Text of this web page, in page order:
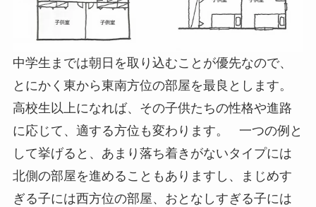
中学生までは朝日を取り込むことが優先なので、
とにかく東から東南方位の部屋を最良とします。
高校生以上になれば、その子供たちの性格や進路
に応じて、適する方位も変わります。 一つの例と
して挙げると、あまり落ち着きがないタイプには
北側の部屋を進めることもありますし、まじめす
ぎる子には西方位の部屋、おとなしすぎる子には